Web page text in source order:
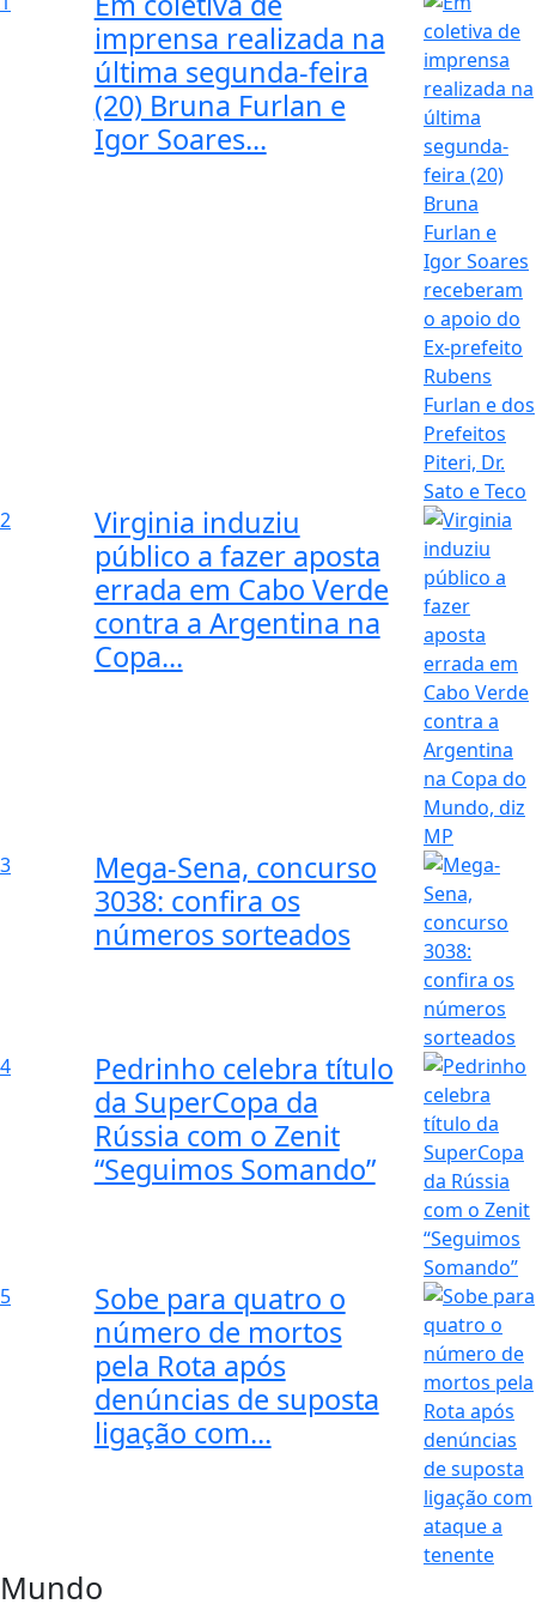
imprensa realizada na
última segunda-feira
(20) Bruna Furlan e
Igor Soares...
2
Virginia induziu
público a fazer aposta
errada em Cabo Verde
contra a Argentina na
Copa...
3
Mega-Sena, concurso
3038: confira os
números sorteados
4
Pedrinho celebra título
da SuperCopa da
Rússia com o Zenit
“Seguimos Somando”
5
Sobe para quatro o
número de mortos
pela Rota após
denúncias de suposta
ligação com...
Mundo